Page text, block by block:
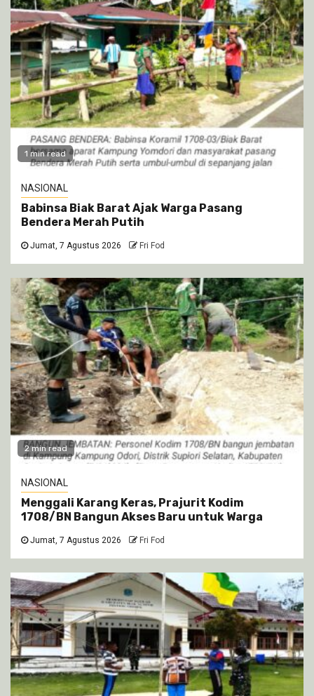
1 min read
NASIONAL
Babinsa Biak Barat Ajak Warga Pasang
Bendera Merah Putih
Jumat, 7 Agustus 2026 Fri Fod
2 min read
NASIONAL
Menggali Karang Keras, Prajurit Kodim
1708/BN Bangun Akses Baru untuk Warga
Jumat, 7 Agustus 2026 Fri Fod